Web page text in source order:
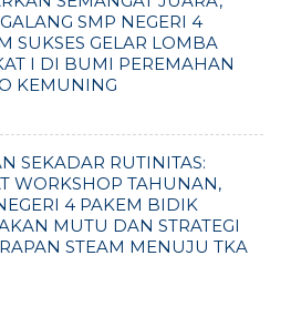
SMP NEGERI 4
SUKSES GELAR LOMBA
I DI BUMI PEREMAHAN
KEMUNING
SEKADAR RUTINITAS:
WORKSHOP TAHUNAN,
4 PAKEM BIDIK
MUTU DAN STRATEGI
STEAM MENUJU TKA